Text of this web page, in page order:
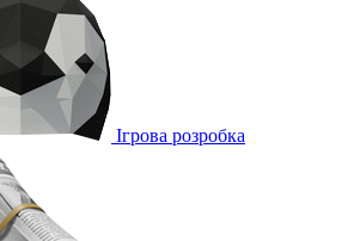
Ігрова розробка